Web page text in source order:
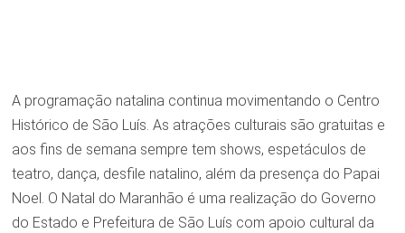
A programação natalina continua movimentando o Centro
Histórico de São Luís. As atrações culturais são gratuitas e
aos fins de semana sempre tem shows, espetáculos de
teatro, dança, desfile natalino, além da presença do Papai
Noel. O Natal do Maranhão é uma realização do Governo
do Estado e Prefeitura de São Luís com apoio cultural da